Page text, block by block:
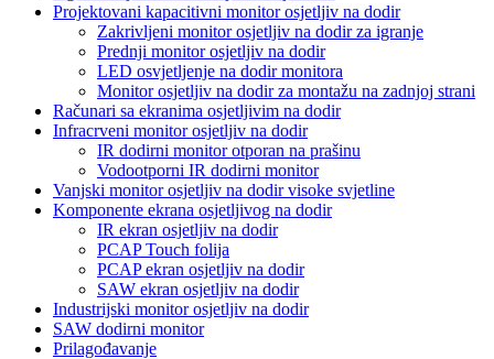
Projektovani kapacitivni monitor osjetljiv na dodir
Zakrivljeni monitor osjetljiv na dodir za igranje
Prednji monitor osjetljiv na dodir
LED osvjetljenje na dodir monitora
Monitor osjetljiv na dodir za montažu na zadnjoj strani
Računari sa ekranima osjetljivim na dodir
Infracrveni monitor osjetljiv na dodir
IR dodirni monitor otporan na prašinu
Vodootporni IR dodirni monitor
Vanjski monitor osjetljiv na dodir visoke svjetline
Komponente ekrana osjetljivog na dodir
IR ekran osjetljiv na dodir
PCAP Touch folija
PCAP ekran osjetljiv na dodir
SAW ekran osjetljiv na dodir
Industrijski monitor osjetljiv na dodir
SAW dodirni monitor
Prilagođavanje